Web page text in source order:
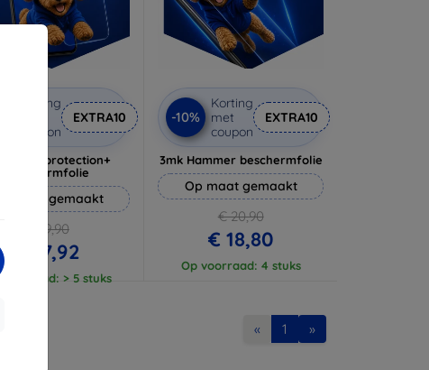
Korting
coupon
EXTRA10
Silverprotection+
beschermfolie
Op maat gemaakt
€ 19,90
€ 17,92
voorraad: > 5 stuks
-10%
Korting
met
coupon
EXTRA10
3mk Hammer beschermfolie
Op maat gemaakt
€ 20,90
€ 18,80
Op voorraad: 4 stuks
« 1 »